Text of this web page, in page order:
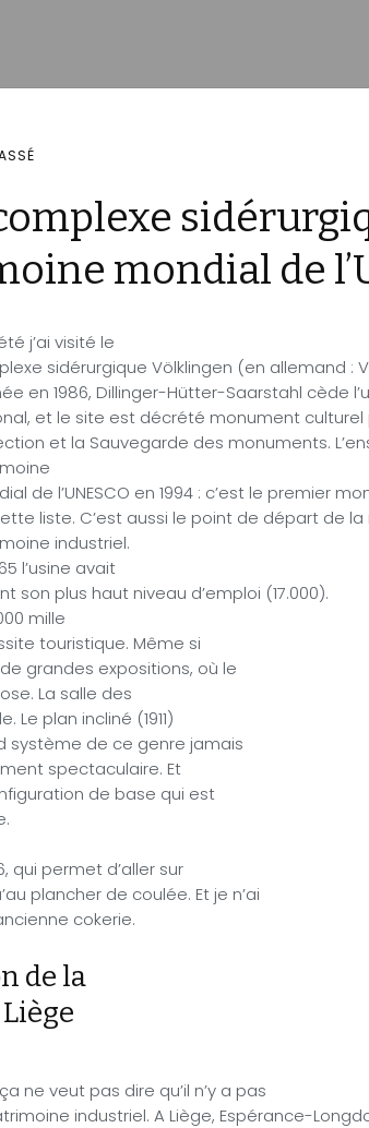
mondial de
j’ai visité le
sidérurgique Völklingen (en allemand :
en 1986, Dillinger-Hütter-Saarstahl cède
et le site est décrété monument culturel
et la Sauvegarde des monuments.
de l’UNESCO en 1994 : c’est le premier
liste. C’est aussi le point de départ de
industriel.
l’usine avait
son plus haut niveau d’emploi (17.000).
mille
touristique. Même si
grandes expositions, où le
La salle des
plan incliné (1911)
système de ce genre jamais
spectaculaire. Et
de base qui est
qui permet d’aller sur
plancher de coulée. Et je n’ai
cokerie.
de la
ne veut pas dire qu’il n’y a pas
industriel. A Liège, Espérance-